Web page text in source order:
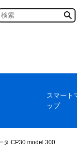
スマート
ップ
タ CP30 model 300